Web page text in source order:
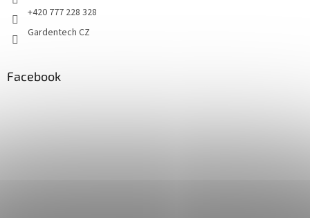
+420 777 228 328
Gardentech CZ
Facebook